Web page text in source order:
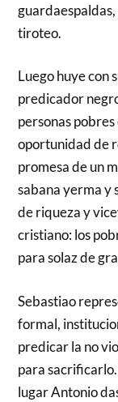
tiroteo.
Luego huye con
predicador
personas
oportunidad de
promesa de un
sabana yerma y
de riqueza y
cristiano: los
para solaz de
Sebastiao
formal,
predicar la no
para
lugar Antonio